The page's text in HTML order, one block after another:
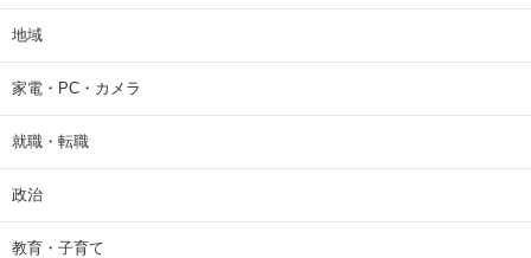
地域
家電・PC・カメラ
就職・転職
政治
教育・子育て